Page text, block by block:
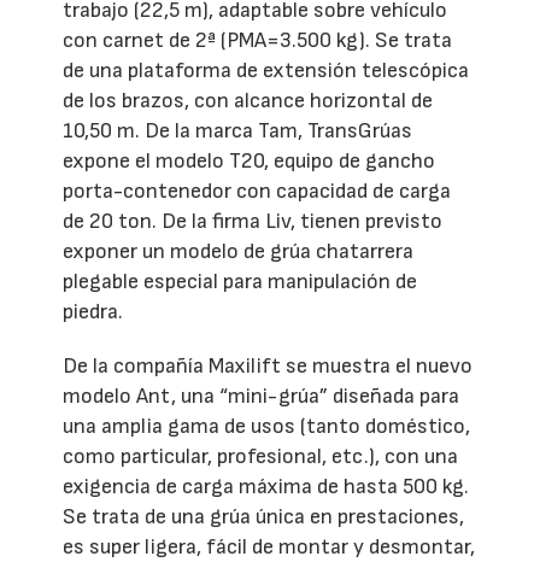
trabajo (22,5 m), adaptable sobre vehículo
con carnet de 2ª (PMA=3.500 kg). Se trata
de una plataforma de extensión telescópica
de los brazos, con alcance horizontal de
10,50 m. De la marca Tam, TransGrúas
expone el modelo T20, equipo de gancho
porta-contenedor con capacidad de carga
de 20 ton. De la firma Liv, tienen previsto
exponer un modelo de grúa chatarrera
plegable especial para manipulación de
piedra.
De la compañía Maxilift se muestra el nuevo
modelo Ant, una “mini-grúa” diseñada para
una amplia gama de usos (tanto doméstico,
como particular, profesional, etc.), con una
exigencia de carga máxima de hasta 500 kg.
Se trata de una grúa única en prestaciones,
es super ligera, fácil de montar y desmontar,